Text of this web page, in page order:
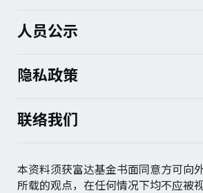
人员公示
隐私政策
联络我们
本资料须获富达基金书面同意方可向
所载的观点，在任何情况下均不应被